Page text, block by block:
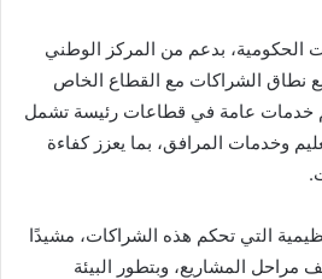
الحكومية، بدعم من المركز الوطني
نطاق الشراكات مع القطاع الخاص
خدمات عامة في قطاعات رئيسة تشمل
وخدمات المرافق، بما يعزز كفاءة
التي تحكم هذه الشراكات، مشيدًا
مراحل المشاريع، وبتطور البيئة